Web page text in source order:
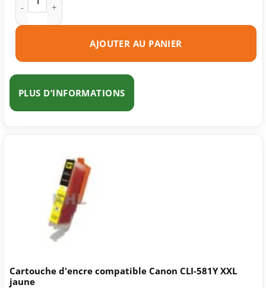
AJOUTER AU PANIER
PLUS D’INFORMATIONS
Cartouche d'encre compatible Canon CLI-581Y XXL
jaune